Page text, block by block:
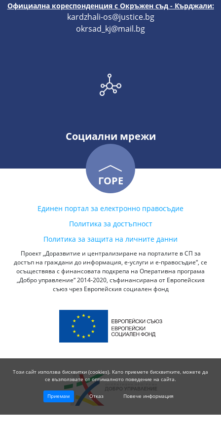
Официална кореспонденция с Окръжен съд - Кърджали:
kardzhali-os@justice.bg
okrsad_kj@mail.bg
Социални мрежи
ГОРЕ
Единен портал за електронно правосъдие
Политика за достъпност
Политика за защита на личните данни
Проект „Доразвитие и централизиране на порталите в СП за
достъп на граждани до информация, е-услуги и е-правосъдие“, се
осъществява с финансовата подкрепа на Оперативна програма
„Добро управление“ 2014-2020, съфинансирана от Европейския
съюз чрез Европейския социален фонд
Този сайт използва бисквитки (cookies). Като приемете бисквитките, можете да
се възползвате от оптималното поведение на сайта.
Приемам Отказ Повече информация